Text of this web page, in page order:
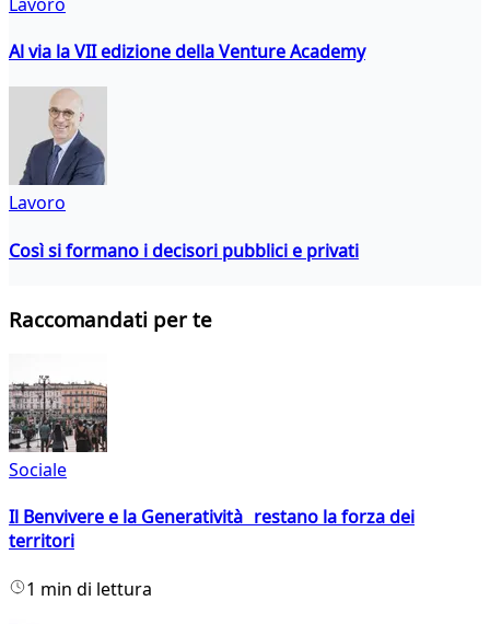
Al via la VII edizione della Venture Academy
Lavoro
Così si formano i decisori pubblici e privati
Raccomandati per te
Sociale
Il Benvivere e la Generatività restano la forza dei
territori
1 min di lettura